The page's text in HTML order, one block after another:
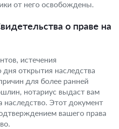
от него освобождены.
о праве на
истечения
открытия наследства
для более ранней
нотариус выдаст вам
наследство. Этот документ
вашего права